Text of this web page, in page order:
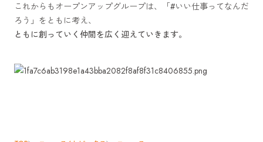
これからもオープンアップグループは、「#いい仕事ってなんだ
ろう」をともに考え、
ともに創っていく仲間を広く迎えていきます。